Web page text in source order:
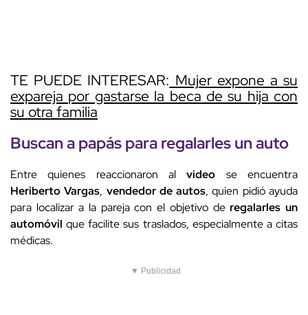
TE PUEDE INTERESAR: Mujer expone a su
expareja por gastarse la beca de su hija con
su otra familia
Buscan apapás para regalarles un auto
Entre quienes reaccionaron alvideo se encuentra
Heriberto Vargas, vendedor de autos, quien pidió ayuda
para localizar a la pareja con el objetivo deregalarles un
automóvil que facilite sus traslados, especialmente a citas
médicas.
▼ Publicidad